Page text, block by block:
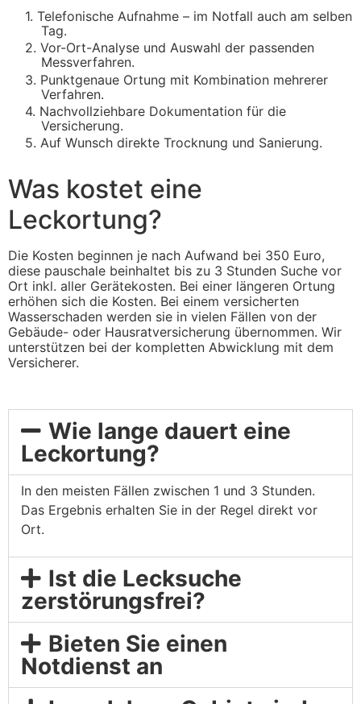
1. Telefonische Aufnahme – im Notfall auch am selben
Tag.
2. Vor-Ort-Analyse und Auswahl der passenden
Messverfahren.
3. Punktgenaue Ortung mit Kombination mehrerer
Verfahren.
4. Nachvollziehbare Dokumentation für die
Versicherung.
5. Auf Wunsch direkte Trocknung und Sanierung.
Was kostet eine
Leckortung?
Die Kosten beginnen je nach Aufwand bei 350 Euro,
diese pauschale beinhaltet bis zu 3 Stunden Suche vor
Ort inkl. aller Gerätekosten. Bei einer längeren Ortung
erhöhen sich die Kosten. Bei einem versicherten
Wasserschaden werden sie in vielen Fällen von der
Gebäude- oder Hausratversicherung übernommen. Wir
unterstützen bei der kompletten Abwicklung mit dem
Versicherer.
Wie lange dauert eine
Leckortung?
In den meisten Fällen zwischen 1 und 3 Stunden.
Das Ergebnis erhalten Sie in der Regel direkt vor
Ort.
Ist die Lecksuche
zerstörungsfrei?
Bieten Sie einen
Notdienst an